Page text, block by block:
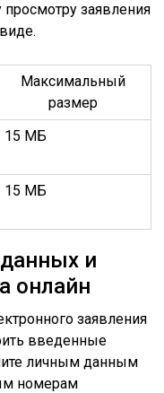
заявления
Максимальный
размер
15 МБ
15 МБ
и
онлайн
заявления
введенные
личным данным
номерам